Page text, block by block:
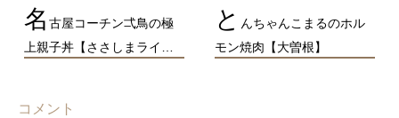
名 古屋コーチン弌鳥の極
上親子丼【ささしまライ…
と んちゃんこまるのホル
モン焼肉【大曽根】
コメント